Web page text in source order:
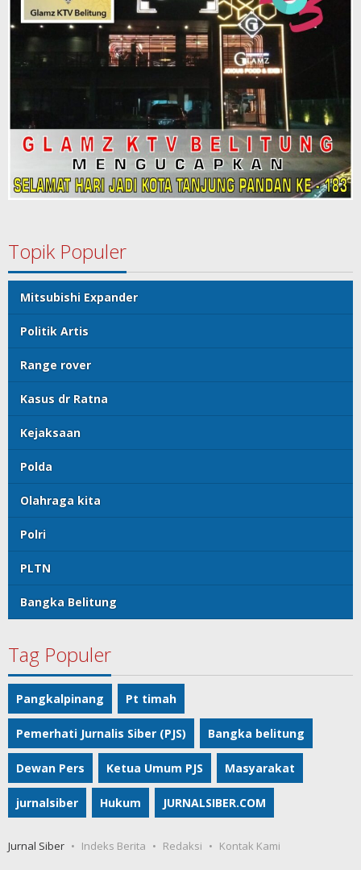
Topik Populer
Mitsubishi Expander
Politik Artis
Range rover
Kasus dr Ratna
Kejaksaan
Polda
Olahraga kita
Polri
PLTN
Bangka Belitung
Tag Populer
Pangkalpinang Pt timah
Pemerhati Jurnalis Siber (PJS) Bangka belitung
Dewan Pers Ketua Umum PJS Masyarakat
jurnalsiber Hukum JURNALSIBER.COM
Jurnal Siber Indeks Berita Redaksi Kontak Kami